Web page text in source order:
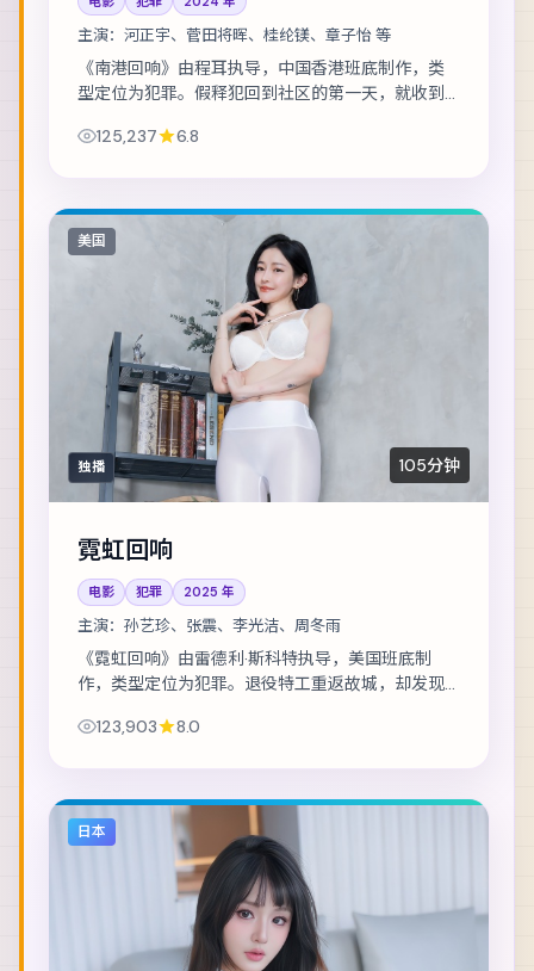
主演： 河正宇、菅田将晖、桂纶镁、章子怡 等
《南港回响》由程耳执导，中国香港班底制作，类
型定位为犯罪。假释犯回到社区的第一天，就收到
田将晖、桂纶镁 等，表演层次丰富。镜头语言克...
125,237 6.8
美国
独播 105分钟
霓虹回响
电影 犯罪 2025 年
主演： 孙艺珍、张震、李光洁、周冬雨
《霓虹回响》由雷德利·斯科特执导，美国班底制
作，类型定位为犯罪。退役特工重返故城，却发现
李光洁 等，表演层次丰富。在类型框架内尝试作...
123,903 8.0
日本